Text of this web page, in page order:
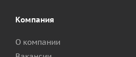
Компания
О компании